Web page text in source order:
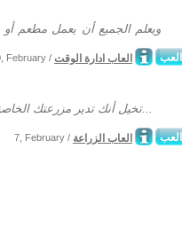
ويعلم الجميع أن يعمل مطعم
العب February / العاب ادارة الوقت
تخيل أنك تدير مزرعتك الخاصة وأنها إحدى الأفضل في الجوار. يعيش عمالك في منازل...
العب 7, February / العاب الزراعة